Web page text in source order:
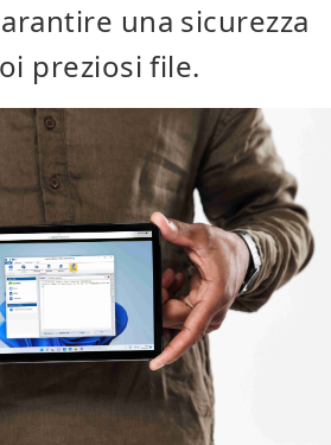
una sicurezza
preziosi file.